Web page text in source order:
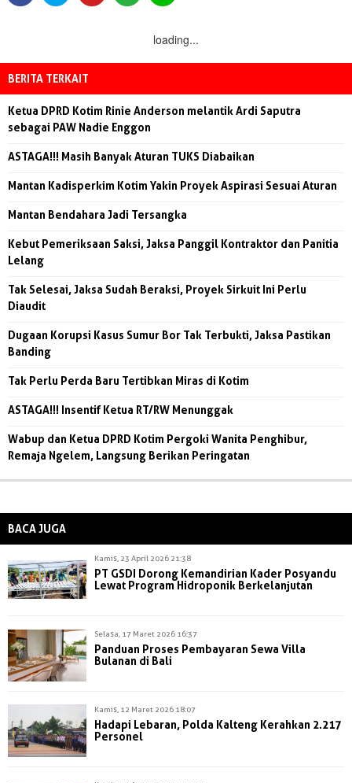
loading...
BERITA TERKAIT
Ketua DPRD Kotim Rinie Anderson melantik Ardi Saputra
sebagai PAW Nadie Enggon
ASTAGA!!! Masih Banyak Aturan TUKS Diabaikan
Mantan Kadisperkim Kotim Yakin Proyek Aspirasi Sesuai Aturan
Mantan Bendahara Jadi Tersangka
Kebut Pemeriksaan Saksi, Jaksa Panggil Kontraktor dan Panitia
Lelang
Tak Selesai, Jaksa Sudah Beraksi, Proyek Sirkuit Ini Perlu
Diaudit
Dugaan Korupsi Kasus Sumur Bor Tak Terbukti, Jaksa Pastikan
Banding
Tak Perlu Perda Baru Tertibkan Miras di Kotim
ASTAGA!!! Insentif Ketua RT/RW Menunggak
Wabup dan Ketua DPRD Kotim Pergoki Wanita Penghibur,
Remaja Ngelem, Langsung Berikan Peringatan
BACA JUGA
Kamis, 23 April 2026 21:38
PT GSDI Dorong Kemandirian Kader Posyandu
Lewat Program Hidroponik Berkelanjutan
Selasa, 17 Maret 2026 16:37
Panduan Proses Pembayaran Sewa Villa
Bulanan di Bali
Kamis, 12 Maret 2026 18:07
Hadapi Lebaran, Polda Kalteng Kerahkan 2.217
Personel